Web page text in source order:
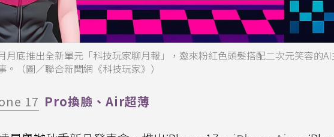
月底推出全新單元「科技玩家聊月報」，邀來粉紅色頭髮搭配二次元笑容的AI
（圖／聯合新聞網《科技玩家》）
17 Pro換臉、Air超薄